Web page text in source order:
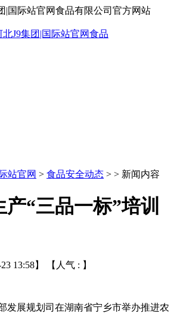
|国际站官网食品有限公司官方网站
站官网 > 食品安全动态 > > 新闻内容
“三品一标”培训
13:58】 【人气 : 】
展规划司在湖南省宁乡市举办推进农